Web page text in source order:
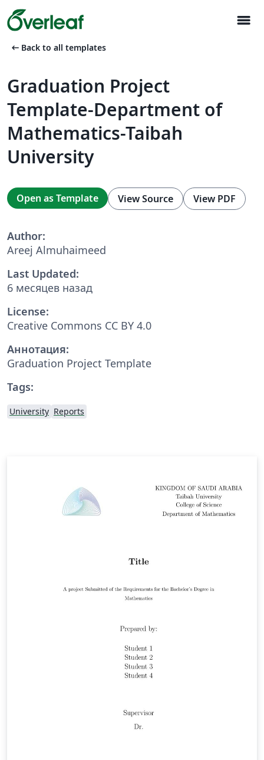
menu
arrow_left_alt Back to all templates
Graduation Project
Template-Department of
Mathematics-Taibah
University
Open as Template View Source View PDF
Author:
Areej Almuhaimeed
Last Updated:
6 месяцев назад
License:
Creative Commons CC BY 4.0
Аннотация:
Graduation Project Template
Tags:
University Reports